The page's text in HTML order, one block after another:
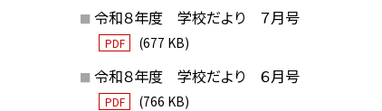
令和８年度 学校だより ７月号
PDF (677 KB)
令和８年度 学校だより ６月号
PDF (766 KB)